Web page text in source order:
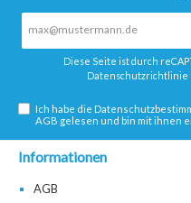
Diese Seite ist durch
Datenschutzrichtlinie
Ich habe die
AGB gelesen und bin mit ihnen
Informationen
AGB